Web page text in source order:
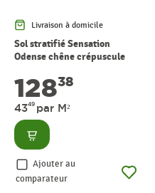
Livraison à domicile
Sol stratifié Sensation
Odense chêne crépuscule
12838
4349 par M²
Consulter
Ajouter au
comparateur